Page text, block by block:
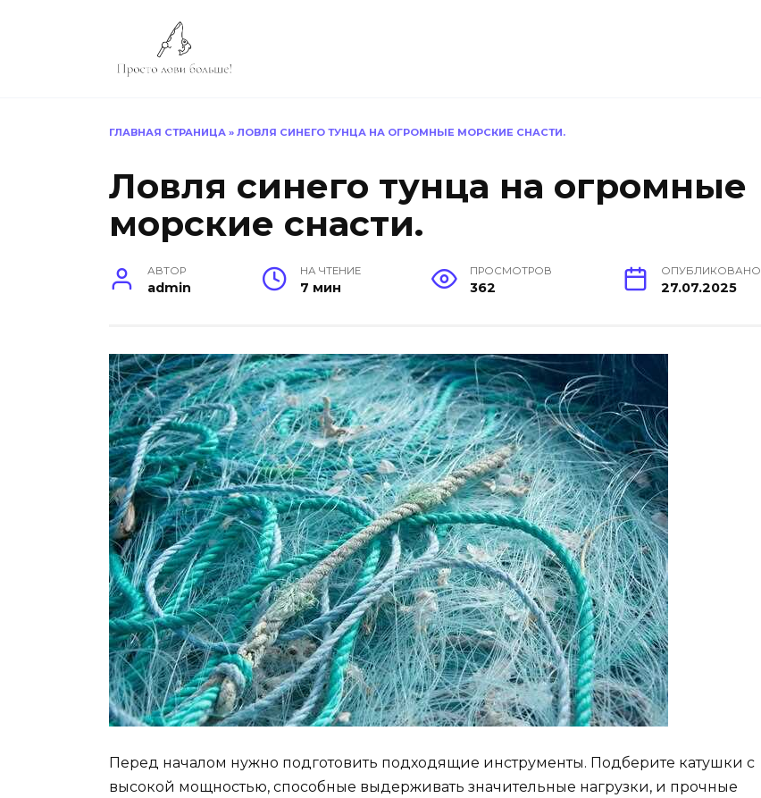
ГЛАВНАЯ СТРАНИЦА » ЛОВЛЯ СИНЕГО ТУНЦА НА ОГРОМНЫЕ МОРСКИЕ СНАСТИ.
Ловля синего тунца на огромные
морские снасти.
АВТОР
admin
НА ЧТЕНИЕ
7 мин
ПРОСМОТРОВ
362
ОПУБЛИКОВАНО
27.07.2025
Перед началом нужно подготовить подходящие инструменты. Подберите катушки с
высокой мощностью, способные выдерживать значительные нагрузки, и прочные